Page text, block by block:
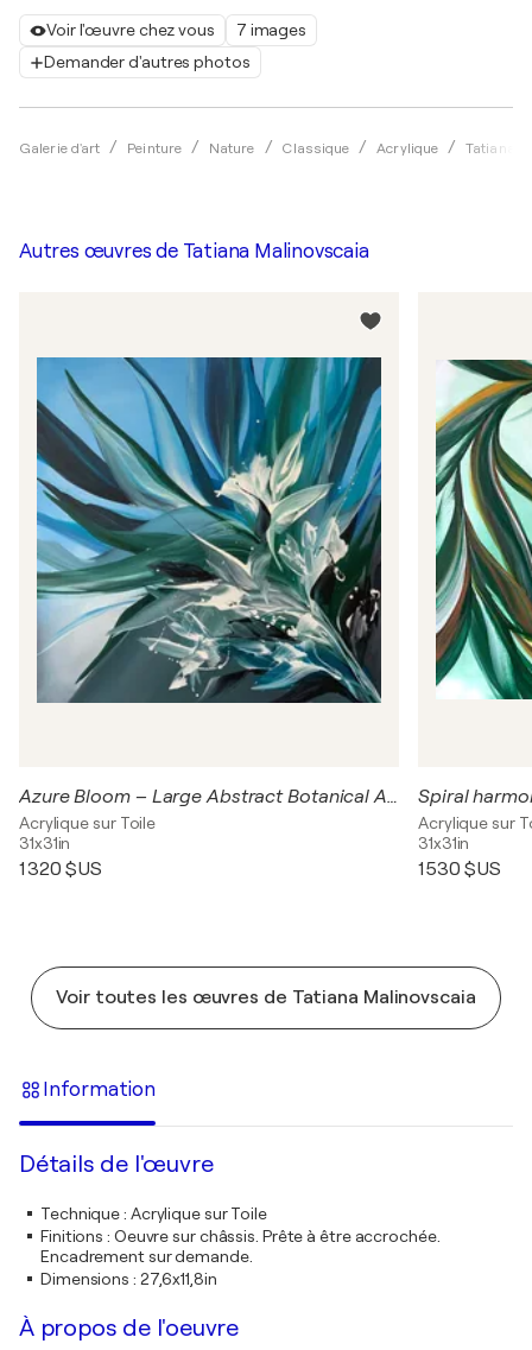
Voir l'œuvre chez vous
7 images
Demander d'autres photos
Galerie d'art Peinture Nature Classique Acrylique Tatiana
Autres œuvres de Tatiana Malinovscaia
Azure Bloom – Large Abstract Botanical Acrylic Painting on Canvas, Blue & Green Tones
Acrylique sur Toile
31x31in
1 320 $US
Spiral
Acrylique sur
31x31in
1 530 $US
Voir toutes les œuvres de Tatiana Malinovscaia
Information
Détails de l'œuvre
Technique: Acrylique sur Toile
Finitions : Oeuvre sur châssis. Prête à être accrochée.
Encadrement sur demande.
Dimensions : 27,6x11,8in
À propos de l'oeuvre